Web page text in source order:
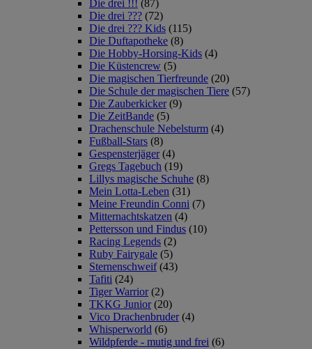
Die drei !!! (87)
Die drei ??? (72)
Die drei ??? Kids (115)
Die Duftapotheke (8)
Die Hobby-Horsing-Kids (4)
Die Küstencrew (5)
Die magischen Tierfreunde (20)
Die Schule der magischen Tiere (57)
Die Zauberkicker (9)
Die ZeitBande (5)
Drachenschule Nebelsturm (4)
Fußball-Stars (8)
Gespensterjäger (4)
Gregs Tagebuch (19)
Lillys magische Schuhe (8)
Mein Lotta-Leben (31)
Meine Freundin Conni (7)
Mitternachtskatzen (4)
Pettersson und Findus (10)
Racing Legends (2)
Ruby Fairygale (5)
Sternenschweif (43)
Tafiti (24)
Tiger Warrior (2)
TKKG Junior (20)
Vico Drachenbruder (4)
Whisperworld (6)
Wildpferde - mutig und frei (6)